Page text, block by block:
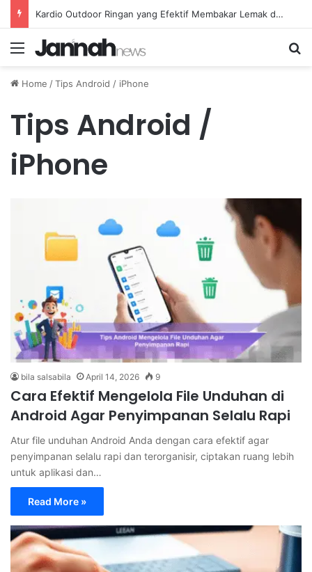
Kebiasaan Sehat Harian untuk Menjaga Stamina Tubuh Tetap Stabil dan Optimal
Menu
Home /Tips Android / iPhone
Tips Android /
iPhone
bila salsabila April 14, 2026 9
Cara Efektif Mengelola File Unduhan di
Android Agar Penyimpanan Selalu Rapi
Atur file unduhan Android Anda dengan cara efektif agar
penyimpanan selalu rapi dan terorganisir, ciptakan ruang lebih
untuk aplikasi dan…
Read More »